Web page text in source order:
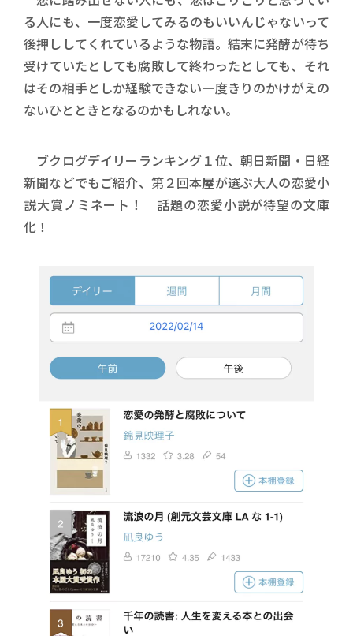
る人にも、一度恋愛してみるのもいいんじゃないって
後押ししてくれているような物語。結末に発酵が待ち
受けていたとしても腐敗して終わったとしても、それ
はその相手としか経験できない一度きりのかけがえの
ないひとときとなるのかもしれない。
ブクログデイリーランキング１位、朝日新聞・日経
新聞などでもご紹介、第２回本屋が選ぶ大人の恋愛小
説大賞ノミネート！ 話題の恋愛小説が待望の文庫
化！